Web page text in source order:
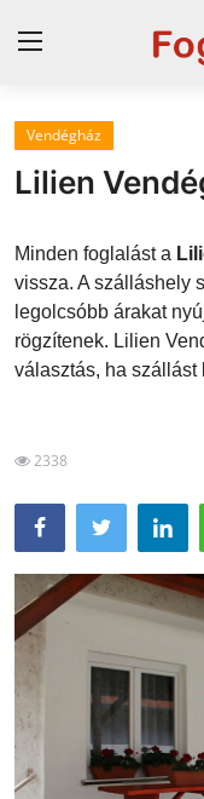
Magyarország
Szállások a
Horvátország
Szállások
Vendégház
Lilien
Minden foglalást a
vissza. A szálláshely
legolcsóbb árakat
rögzítenek. Lilien
választás, ha szállást
2338